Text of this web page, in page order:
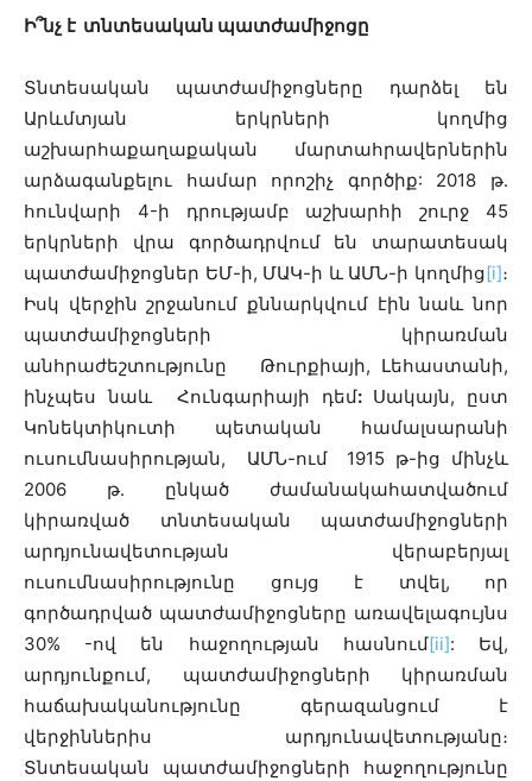
Ի՞նչ է տնտեսական պատժամիջոցը
Տնտեսական պատժամիջոցները դարձել են
Արևմտյան երկրների կողմից
աշխարհաքաղաքական մարտահրավերներին
արձագանքելու համար որոշիչ գործիք: 2018 թ․
հունվարի 4-ի դրությամբ աշխարհի շուրջ 45
երկրների վրա գործադրվում են տարատեսակ
պատժամիջոցներ ԵՄ-ի, ՄԱԿ-ի և ԱՄՆ-ի կողմից[i]։
Իսկ վերջին շրջանում քննարկվում էին նաև նոր
պատժամիջոցների կիրառման
անհրաժեշտությունը Թուրքիայի, Լեհաստանի,
ինչպես նաև Հունգարիայի դեմ: Սակայն, ըստ
Կոնեկտիկուտի պետական համալսարանի
ուսումնասիրության, ԱՄՆ-ում
1915 թ-ից մինչև
2006 թ. ընկած ժամանակահատվածում
կիրառված տնտեսական պատժամիջոցների
արդյունավետության վերաբերյալ
ուսումնասիրությունը ցույց է տվել, որ
գործադրված պատժամիջոցները առավելագույնս
30% -ով են հաջողության հասնում[ii]: Եվ,
արդյունքում, պատժամիջոցների կիրառման
հաճախականությունը գերազանցում է
վերջիններիս արդյունավետությանը։
Տնտեսական պատժամիջոցների հաջողությունը